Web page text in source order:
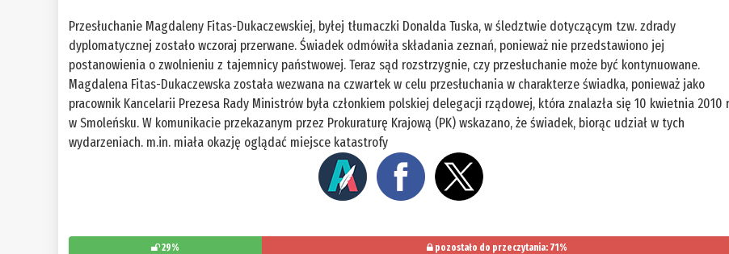
Przesłuchanie Magdaleny Fitas-Dukaczewskiej, byłej tłumaczki Donalda Tuska, w śledztwie dotyczącym tzw. zdrady
dyplomatycznej zostało wczoraj przerwane. Świadek odmówiła składania zeznań, ponieważ nie przedstawiono jej
postanowienia o zwolnieniu z tajemnicy państwowej. Teraz sąd rozstrzygnie, czy przesłuchanie może być kontynuowane.
Magdalena Fitas-Dukaczewska została wezwana na czwartek w celu przesłuchania w charakterze świadka, ponieważ jako
pracownik Kancelarii Prezesa Rady Ministrów była członkiem polskiej delegacji rządowej, która znalazła się 10 kwietnia 2010
w Smoleńsku. W komunikacie przekazanym przez Prokuraturę Krajową (PK) wskazano, że świadek, biorąc udział w tych
wydarzeniach. m.in. miała okazję oglądać miejsce katastrofy
29% pozostało do przeczytania: 71%